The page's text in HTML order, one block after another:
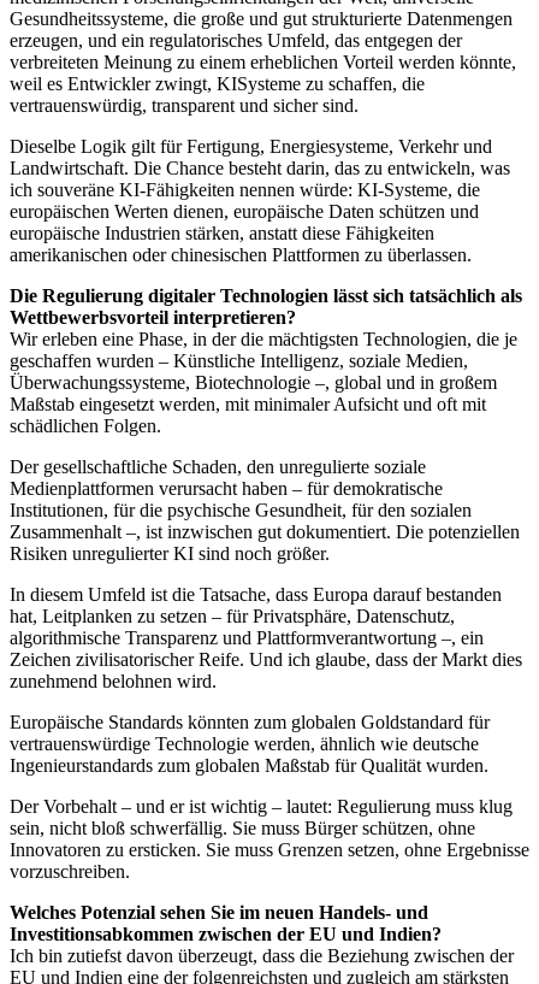
Gesundheitssysteme, die große und gut strukturierte Datenmengen
erzeugen, und ein regulatorisches Umfeld, das entgegen der
verbreiteten Meinung zu einem erheblichen Vorteil werden könnte,
weil es Entwickler zwingt, KISysteme zu schaffen, die
vertrauenswürdig, transparent und sicher sind.
Dieselbe Logik gilt für Fertigung, Energiesysteme, Verkehr und
Landwirtschaft. Die Chance besteht darin, das zu entwickeln, was
ich souveräne KI-Fähigkeiten nennen würde: KI-Systeme, die
europäischen Werten dienen, europäische Daten schützen und
europäische Industrien stärken, anstatt diese Fähigkeiten
amerikanischen oder chinesischen Plattformen zu überlassen.
Die Regulierung digitaler Technologien lässt sich tatsächlich als
Wettbewerbsvorteil interpretieren?
Wir erleben eine Phase, in der die mächtigsten Technologien, die je
geschaffen wurden – Künstliche Intelligenz, soziale Medien,
Überwachungssysteme, Biotechnologie –, global und in großem
Maßstab eingesetzt werden, mit minimaler Aufsicht und oft mit
schädlichen Folgen.
Der gesellschaftliche Schaden, den unregulierte soziale
Medienplattformen verursacht haben – für demokratische
Institutionen, für die psychische Gesundheit, für den sozialen
Zusammenhalt –, ist inzwischen gut dokumentiert. Die potenziellen
Risiken unregulierter KI sind noch größer.
In diesem Umfeld ist die Tatsache, dass Europa darauf bestanden
hat, Leitplanken zu setzen – für Privatsphäre, Datenschutz,
algorithmische Transparenz und Plattformverantwortung –, ein
Zeichen zivilisatorischer Reife. Und ich glaube, dass der Markt dies
zunehmend belohnen wird.
Europäische Standards könnten zum globalen Goldstandard für
vertrauenswürdige Technologie werden, ähnlich wie deutsche
Ingenieurstandards zum globalen Maßstab für Qualität wurden.
Der Vorbehalt – und er ist wichtig – lautet: Regulierung muss klug
sein, nicht bloß schwerfällig. Sie muss Bürger schützen, ohne
Innovatoren zu ersticken. Sie muss Grenzen setzen, ohne Ergebnisse
vorzuschreiben.
Welches Potenzial sehen Sie im neuen Handels- und
Investitionsabkommen zwischen der EU und Indien?
Ich bin zutiefst davon überzeugt, dass die Beziehung zwischen der
EU und Indien eine der folgenreichsten und zugleich am stärksten